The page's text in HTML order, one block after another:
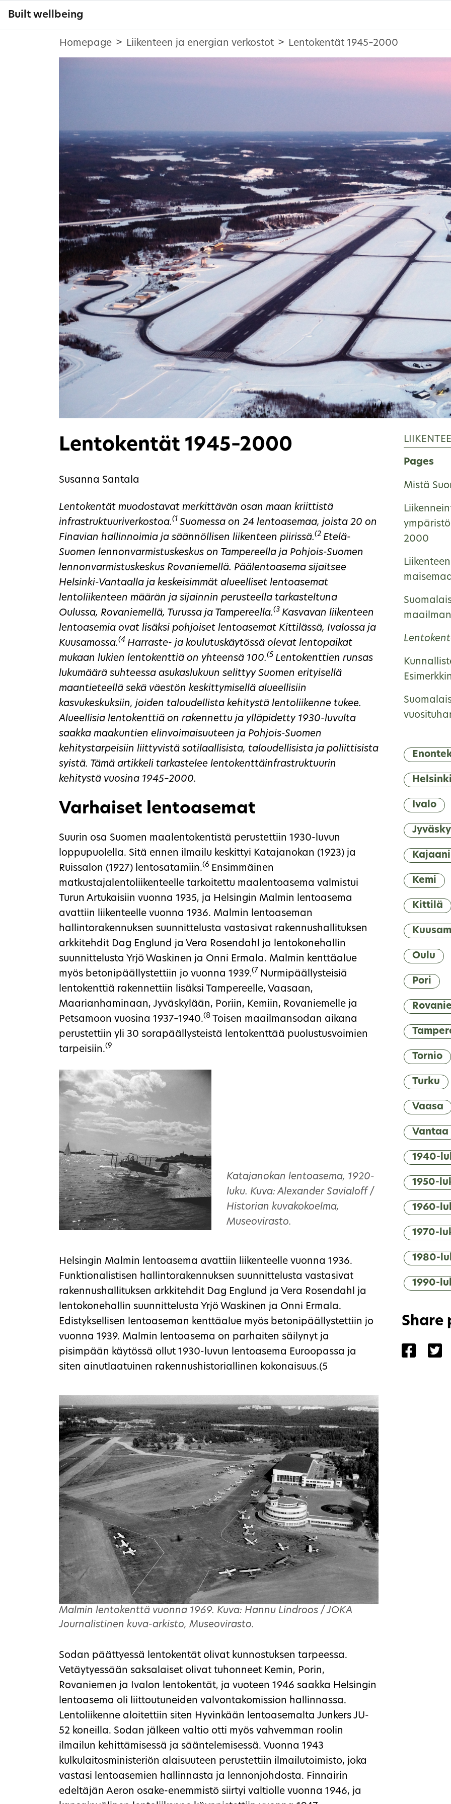
Built wellbeing
Homepage Liikenteen ja energian verkostot Lentokentät 1945–2000
Lentokentät 1945–2000
Susanna Santala
Lentokentät muodostavat merkittävän osan maan kriittistä
infrastruktuuriverkostoa.(1 Suomessa on 24 lentoasemaa, joista 20 on
Finavian hallinnoimia ja säännöllisen liikenteen piirissä.(2 Etelä-
Suomen lennonvarmistuskeskus on Tampereella ja Pohjois-Suomen
lennonvarmistuskeskus Rovaniemellä. Päälentoasema sijaitsee
Helsinki-Vantaalla ja keskeisimmät alueelliset lentoasemat
lentoliikenteen määrän ja sijainnin perusteella tarkasteltuna
Oulussa, Rovaniemellä, Turussa ja Tampereella.(3 Kasvavan liikenteen
lentoasemia ovat lisäksi pohjoiset lentoasemat Kittilässä, Ivalossa ja
Kuusamossa.(4 Harraste- ja koulutuskäytössä olevat lentopaikat
mukaan lukien lentokenttiä on yhteensä 100.(5 Lentokenttien runsas
lukumäärä suhteessa asukaslukuun selittyy Suomen erityisellä
maantieteellä sekä väestön keskittymisellä alueellisiin
kasvukeskuksiin, joiden taloudellista kehitystä lentoliikenne tukee.
Alueellisia lentokenttiä on rakennettu ja ylläpidetty 1930-luvulta
saakka maakuntien elinvoimaisuuteen ja Pohjois-Suomen
kehitystarpeisiin liittyvistä sotilaallisista, taloudellisista ja poliittisista
syistä. Tämä artikkeli tarkastelee lentokenttäinfrastruktuurin
kehitystä vuosina 1945–2000.
Varhaiset lentoasemat
Suurin osa Suomen maalentokentistä perustettiin 1930-luvun
loppupuolella. Sitä ennen ilmailu keskittyi Katajanokan (1923) ja
Ruissalon (1927) lentosatamiin.(6 Ensimmäinen
matkustajalentoliikenteelle tarkoitettu maalentoasema valmistui
Turun Artukaisiin vuonna 1935, ja Helsingin Malmin lentoasema
avattiin liikenteelle vuonna 1936. Malmin lentoaseman
hallintorakennuksen suunnittelusta vastasivat rakennushallituksen
arkkitehdit Dag Englund ja Vera Rosendahl ja lentokonehallin
suunnittelusta Yrjö Waskinen ja Onni Ermala. Malmin kenttäalue
myös betonipäällystettiin jo vuonna 1939.(7 Nurmipäällysteisiä
lentokenttiä rakennettiin lisäksi Tampereelle, Vaasaan,
Maarianhaminaan, Jyväskylään, Poriin, Kemiin, Rovaniemelle ja
Petsamoon vuosina 1937–1940.(8
Toisen maailmansodan aikana
perustettiin yli 30 sorapäällysteistä lentokenttää puolustusvoimien
tarpeisiin.(9
Katajanokan lentoasema, 1920-
luku. Kuva: Alexander Savialoff /
Historian kuvakokoelma,
Museovirasto.
Helsingin Malmin lentoasema avattiin liikenteelle vuonna 1936.
Funktionalistisen hallintorakennuksen suunnittelusta vastasivat
rakennushallituksen arkkitehdit Dag Englund ja Vera Rosendahl ja
lentokonehallin suunnittelusta Yrjö Waskinen ja Onni Ermala.
Edistyksellisen lentoaseman kenttäalue myös betonipäällystettiin jo
vuonna 1939. Malmin lentoasema on parhaiten säilynyt ja
pisimpään käytössä ollut 1930-luvun lentoasema Euroopassa ja
siten ainutlaatuinen rakennushistoriallinen kokonaisuus.(5
Malmin lentokenttä vuonna 1969. Kuva: Hannu Lindroos / JOKA
Journalistinen kuva-arkisto, Museovirasto.
Sodan päättyessä lentokentät olivat kunnostuksen tarpeessa.
Vetäytyessään saksalaiset olivat tuhonneet Kemin, Porin,
Rovaniemen ja Ivalon lentokentät, ja vuoteen 1946 saakka Helsingin
lentoasema oli liittoutuneiden valvontakomission hallinnassa.
Lentoliikenne aloitettiin siten Hyvinkään lentoasemalta Junkers JU-
52 koneilla. Sodan jälkeen valtio otti myös vahvemman roolin
ilmailun kehittämisessä ja sääntelemisessä. Vuonna 1943
kulkulaitosministeriön alaisuuteen perustettiin ilmailutoimisto, joka
vastasi lentoasemien hallinnasta ja lennonjohdosta. Finnairin
edeltäjän Aeron osake-enemmistö siirtyi valtiolle vuonna 1946, ja
Pages
Mistä
2000
Helsinki
Ivalo
Kajaani
Kemi
Kittilä
Oulu
Pori
Tornio
Turku
Vaasa
Vantaa
1940-
1950-
1960-
1970-
1980-
1990-
Share
Share